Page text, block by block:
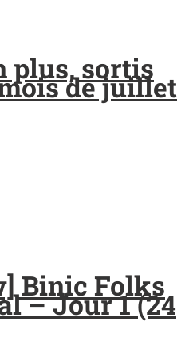
plus, sortis
de juillet
Binic Folks
– Jour 1 (24